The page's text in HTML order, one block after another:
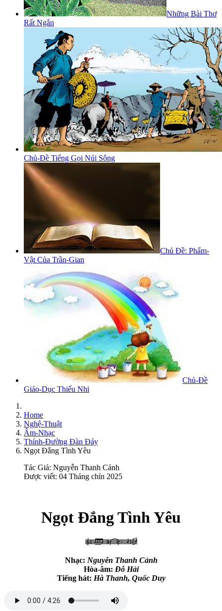
Những Bài Thơ
Rất Ngắn
Chủ-Đề Tiếng Gọi Núi Sông
Chủ Đề: Phẩm-
Vật Của Trần-Gian
Chủ-Đề
Giáo-Dục Thiếu Nhi
Home
Nghệ-Thuật
Âm-Nhạc
Thính-Đường Đàn Đáy
Ngọt Đắng Tình Yêu
Tác Giả: Nguyễn Thanh Cảnh
Được viết: 04 Tháng chín 2025
Ngọt Đắng Tình Yêu
Nhạc: Nguyễn Thanh Cảnh
Hòa-âm: Đỗ Hải
Tiếng hát: Hà Thanh, Quốc Duy